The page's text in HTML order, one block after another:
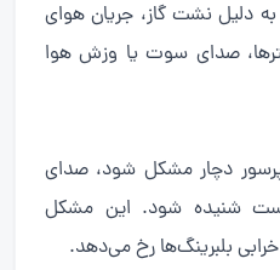
دلیل نشت گاز، جریان هوای
صدای سوت یا وزش هوا
دچار مشکل شود، صدای
شنیده شود. این مشکل
خرابی بلبرینگ‌ها رخ می‌دهد.